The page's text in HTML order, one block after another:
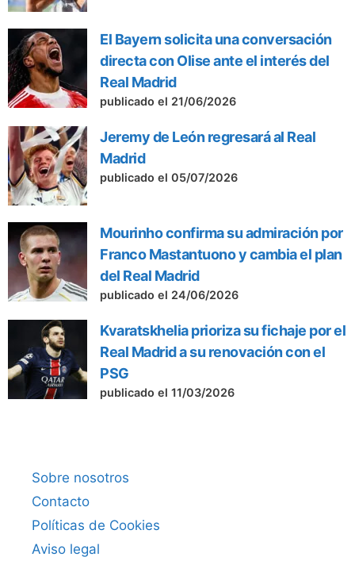
El Bayern solicita una conversación
directa con Olise ante el interés del
Real Madrid
publicado el 21/06/2026
Jeremy de León regresará al Real
Madrid
publicado el 05/07/2026
Mourinho confirma su admiración por
Franco Mastantuono y cambia el plan
del Real Madrid
publicado el 24/06/2026
Kvaratskhelia prioriza su fichaje por el
Real Madrid a su renovación con el
PSG
publicado el 11/03/2026
Sobre nosotros
Contacto
Políticas de Cookies
Aviso legal